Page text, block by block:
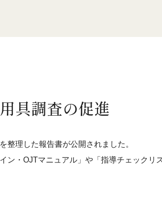
具調査の促進
整理した報告書が公開されました。
ン・OJTマニュアル」や「指導チェックリ